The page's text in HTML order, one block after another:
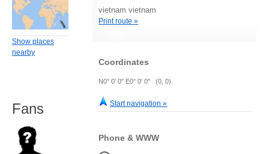
vietnam vietnam
Print route »
Coordinates
N0° 0' 0" E0° 0' 0" (0, 0)
Start navigation »
Phone & WWW
Show places
nearby
Fans